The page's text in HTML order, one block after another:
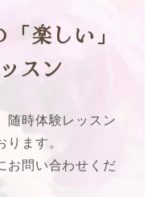
楽しい」
スン
随時体験レッスン
ます。
お問い合わせくだ